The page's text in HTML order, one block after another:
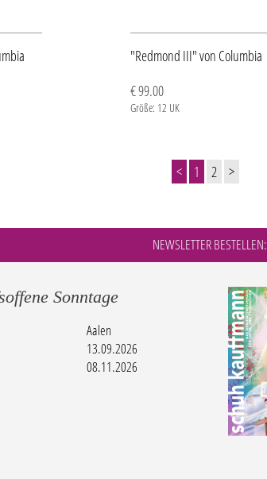
"Redmond III" von Columbia
€ 99.00
Größe: 12 UK
< 1 2 >
NEWSLETTER BESTELLEN:
Sonntage
Aalen
13.09.2026
08.11.2026